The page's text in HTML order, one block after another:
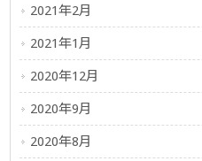
2021年2月
2021年1月
2020年12月
2020年9月
2020年8月